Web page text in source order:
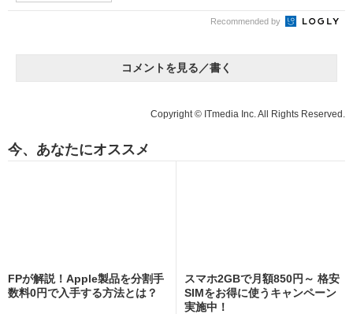
Recommended by
コメントを見る／書く
Copyright © ITmedia Inc. All Rights Reserved.
今、あなたにオススメ
FPが解説！Apple製品を分割手
数料0円で入手する方法とは？
スマホ2GBで月額850円～ 格安
SIMをお得に使うキャンペーン
実施中！